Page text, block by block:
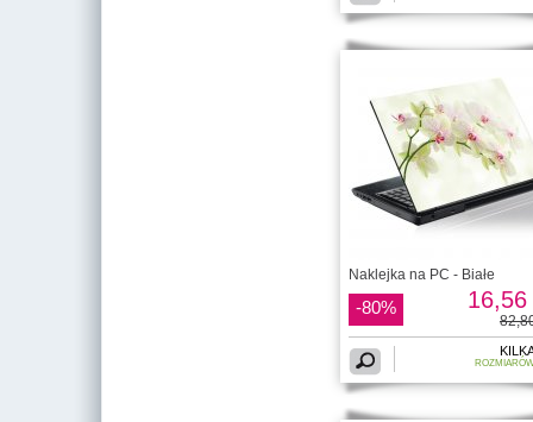
Naklejka na PC - Białe
-80% 16,56